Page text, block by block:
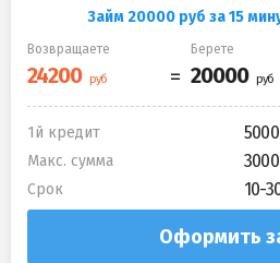
Займ 20000 руб за 15
Возвращаете Берете
1й кредит
Макс. сумма
Срок 10-
Оформить